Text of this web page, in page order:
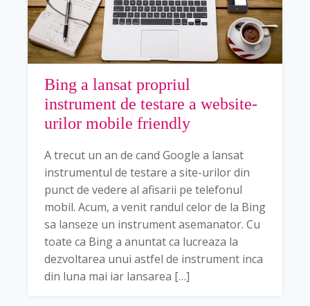
Bing a lansat propriul
instrument de testare a website-
urilor mobile friendly
A trecut un an de cand Google a lansat
instrumentul de testare a site-urilor din
punct de vedere al afisarii pe telefonul
mobil. Acum, a venit randul celor de la Bing
sa lanseze un instrument asemanator. Cu
toate ca Bing a anuntat ca lucreaza la
dezvoltarea unui astfel de instrument inca
din luna mai iar lansarea […]